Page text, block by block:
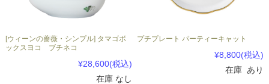
[ウィーンの薔薇・シンプル] タマゴボ
ックスヨコ ブチネコ
¥28,600(税込)
在庫 なし
プチプレート パーティーキャット
¥8,800(税込)
在庫 あり